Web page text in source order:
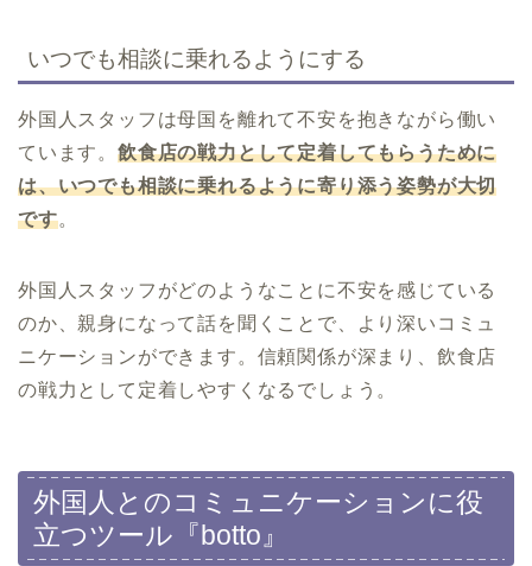
いつでも相談に乗れるようにする
外国人スタッフは母国を離れて不安を抱きながら働い
ています。 飲食店の戦力として定着してもらうために
は、いつでも相談に乗れるように寄り添う姿勢が大切
です。
外国人スタッフがどのようなことに不安を感じている
のか、親身になって話を聞くことで、より深いコミュ
ニケーションができます。信頼関係が深まり、飲食店
の戦力として定着しやすくなるでしょう。
外国人とのコミュニケーションに役
立つツール『botto』